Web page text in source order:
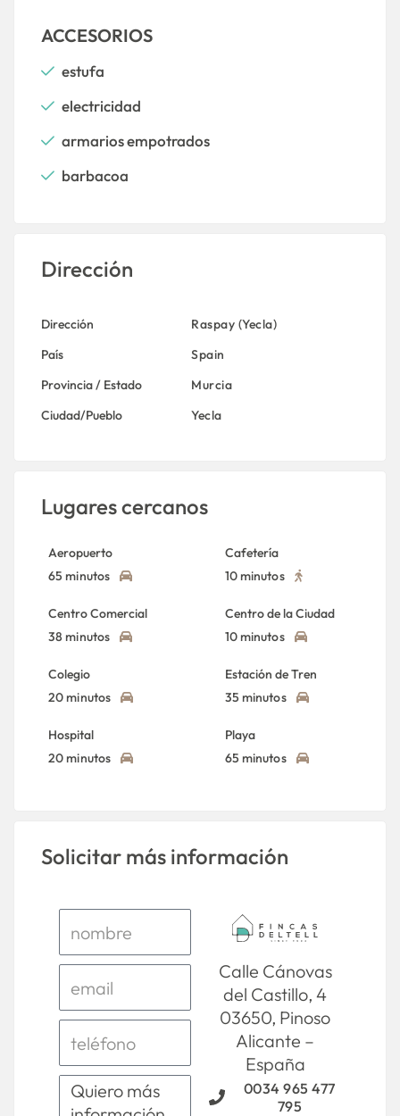
ACCESORIOS
estufa
electricidad
armarios empotrados
barbacoa
Dirección
Dirección
Raspay (Yecla)
País
Spain
Provincia / Estado
Murcia
Ciudad/Pueblo
Yecla
Lugares cercanos
Aeropuerto
65 minutos
Cafetería
10 minutos
Centro Comercial
38 minutos
Centro de la Ciudad
10 minutos
Colegio
20 minutos
Estación de Tren
35 minutos
Hospital
20 minutos
Playa
65 minutos
Solicitar más información
Calle Cánovas
del Castillo, 4
03650, Pinoso
Alicante –
España
0034 965 477
795